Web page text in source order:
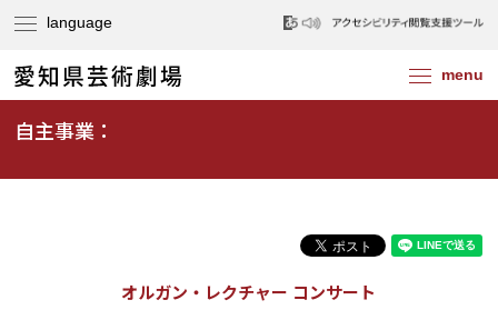
自主事業：
オルガン・レクチャー コンサート